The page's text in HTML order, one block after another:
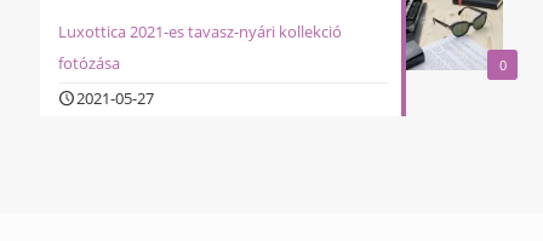
0
Luxottica 2021-es tavasz-nyári kollekció
fotózása
2021-05-27